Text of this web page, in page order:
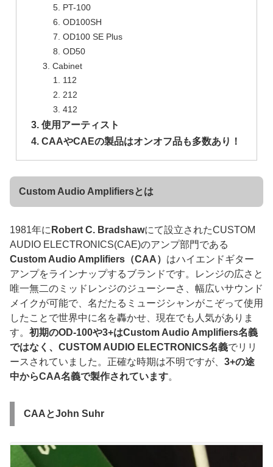
PT-100
OD100SH
OD100 SE Plus
OD50
Cabinet
112
212
412
使用アーティスト
CAAやCAEの製品はオンオフ品も多数あり！
Custom Audio Amplifiersとは
1981年に Robert C. Bradshawにて設立されたCUSTOM
AUDIO ELECTRONICS(CAE)のアンプ部門である
Custom Audio Amplifiers（CAA） はハイエンドギター
アンプをラインナップするブランドです。レンジの広さと
唯一無二のミッドレンジのジューシーさ、幅広いサウンド
メイクが可能で、名だたるミュージシャンがこぞって使用
したことで世界中に名を轟かせ、現在でも人気がありま
す。 初期のOD-100や3+はCustom Audio Amplifiers名義
ではなく、CUSTOM AUDIO ELECTRONICS名義でリリ
ースされていました。正確な時期は不明ですが、 3+の途
中からCAA名義で製作されています。
CAAとJohn Suhr